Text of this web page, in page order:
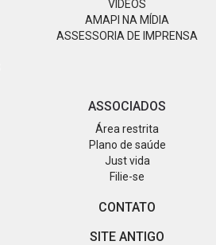
VÍDEOS
AMAPI NA MÍDIA
ASSESSORIA DE IMPRENSA
ASSOCIADOS
Área restrita
Plano de saúde
Just vida
Filie-se
CONTATO
SITE ANTIGO